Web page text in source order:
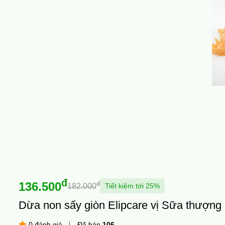
136.500đ182.000đ Tiết kiệm tới 25%
Dừa non sấy giòn Elipcare vị Sữa thượng